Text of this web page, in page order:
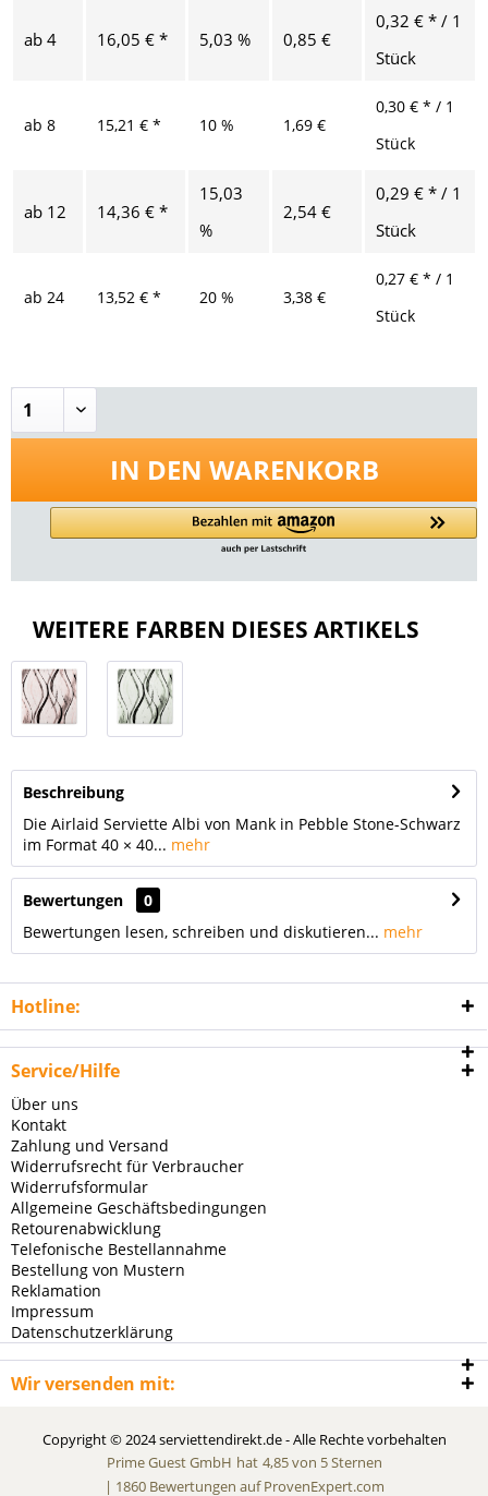
ab 4 16,05 € * 5,03 % 0,85 €
0,32 € * / 1
Stück
ab 8 15,21 € * 10 % 1,69 €
0,30 € * / 1
Stück
ab 12 14,36 € *
15,03
%
2,54 €
0,29 € * / 1
Stück
ab 24 13,52 € * 20 % 3,38 €
0,27 € * / 1
Stück
IN DEN WARENKORB
WEITERE FARBEN DIESES ARTIKELS
Beschreibung
Die Airlaid Serviette Albi von Mank in Pebble Stone-Schwarz
im Format 40 × 40... mehr
Bewertungen
0
Bewertungen lesen, schreiben und diskutieren... mehr
Hotline:
Service/Hilfe
Über uns
Kontakt
Zahlung und Versand
Widerrufsrecht für Verbraucher
Widerrufsformular
Allgemeine Geschäftsbedingungen
Retourenabwicklung
Telefonische Bestellannahme
Bestellung von Mustern
Reklamation
Impressum
Datenschutzerklärung
Wir versenden mit:
Copyright © 2024 serviettendirekt.de - Alle Rechte vorbehalten
Prime Guest GmbH hat 4,85von 5Sternen
| 1860Bewertungen auf ProvenExpert.com